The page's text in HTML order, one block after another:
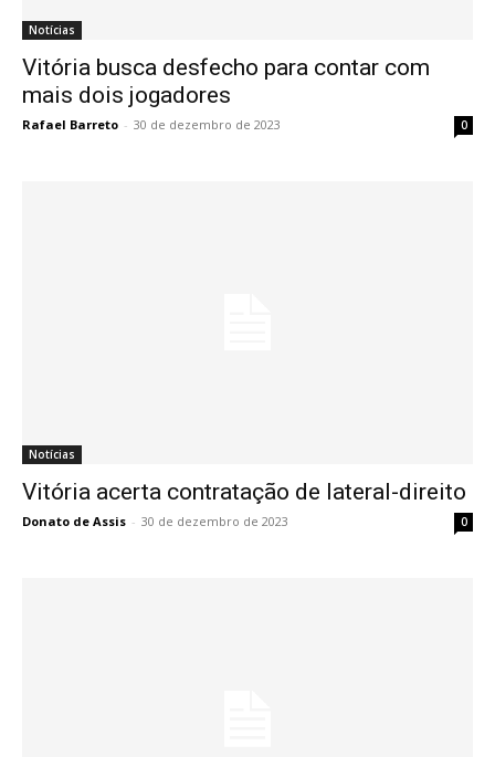
Notícias
Vitória busca desfecho para contar com
mais dois jogadores
Rafael Barreto - 30 de dezembro de 2023 0
Notícias
Vitória acerta contratação de lateral-direito
Donato de Assis - 30 de dezembro de 2023 0